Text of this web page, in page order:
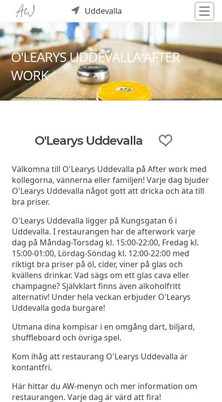
Uddevalla
O'LEARYS UDDEVALLA AFTER
WORK
O'Learys Uddevalla
Välkomna till O'Learys Uddevalla på After work med
kollegorna, vännerna eller familjen! Varje dag bjuder
O'Learys Uddevalla något gott att dricka och äta till
bra priser.
O'Learys Uddevalla ligger på Kungsgatan 6 i
Uddevalla. I restaurangen har de afterwork varje
dag på Måndag-Torsdag kl. 15:00-22:00, Fredag kl.
15:00-01:00, Lördag-Söndag kl. 12:00-22:00 med
riktigt bra priser på öl, cider, viner på glas och
kvällens drinkar. Vad sägs om ett glas cava eller
champagne? Självklart finns även alkoholfritt
alternativ! Under hela veckan erbjuder O'Learys
Uddevalla goda burgare!
Utmana dina kompisar i en omgång dart, biljard,
shuffleboard och övriga spel.
Kom ihåg att restaurang O'Learys Uddevalla är
kontantfri.
Här hittar du AW-menyn och mer information om
restaurangen. Varje dag är värd att fira!